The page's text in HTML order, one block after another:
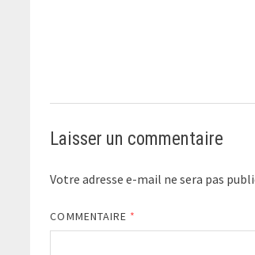
Laisser un commentaire
Votre adresse e-mail ne sera pas
COMMENTAIRE *